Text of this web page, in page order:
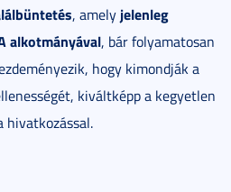
, amely jelenleg
alkotmányával, bár folyamatosan
hogy kimondják a
kiváltképp a kegyetlen
hivatkozással.